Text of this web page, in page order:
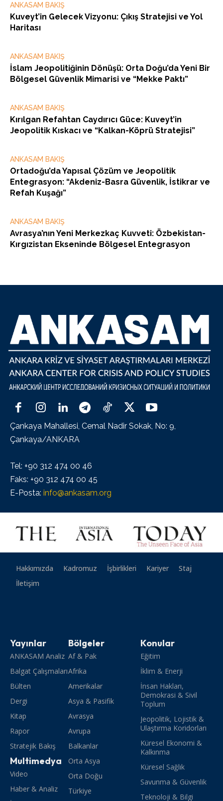
ANKASAM BAKIŞ
Kuveyt’in Gelecek Vizyonu: Çıkış Stratejisi ve Yol
Haritası
ANKASAM BAKIŞ
İslam Jeopolitiğinin Dönüşü: Orta Doğu’da Yeni Bir
Bölgesel Güvenlik Mimarisi ve “Mekke Paktı”
ANKASAM BAKIŞ
Kırılgan Refahtan Caydırıcı Güce: Kuveyt’in
Jeopolitik Kıskacı ve “Kalkan-Köprü Stratejisi”
ANKASAM BAKIŞ
Ortadoğu’da Yapısal Çözüm ve Jeopolitik
Entegrasyon: “Akdeniz-Basra Güvenlik, İstikrar ve
Refah Kuşağı”
ANKASAM BAKIŞ
Avrasya’nın Yeni Merkezkaç Kuvveti: Özbekistan-
Kırgızistan Ekseninde Bölgesel Entegrasyon
Çankaya Mahallesi, Cemal Nadir Sokak, No: 9,
Çankaya/ANKARA
Tel: +90 312 474 00 46
Faks: +90 312 474 00 45
E-Posta: info@ankasam.org
Hakkımızda Kadromuz İşbirlikleri Kariyer
Staj
İletişim
Yayınlar
ANKASAM Analiz
Balgat Çalışmaları
Bülten
Dergi
Kitap
Rapor
Stratejik Bakış
Multimedya
Video
Haber & Analiz
Bölgeler
Af & Pak
Afrika
Amerikalar
Asya & Pasifik
Avrasya
Avrupa
Balkanlar
Orta Asya
Orta Doğu
Türkiye
Konular
Eğitim
İklim & Enerji
İnsan Hakları,
Demokrasi & Sivil
Toplum
Jeopolitik, Lojistik &
Ulaştırma Koridorları
Küresel Ekonomi &
Kalkınma
Küresel Sağlık
Savunma & Güvenlik
Teknoloji & Bilgi